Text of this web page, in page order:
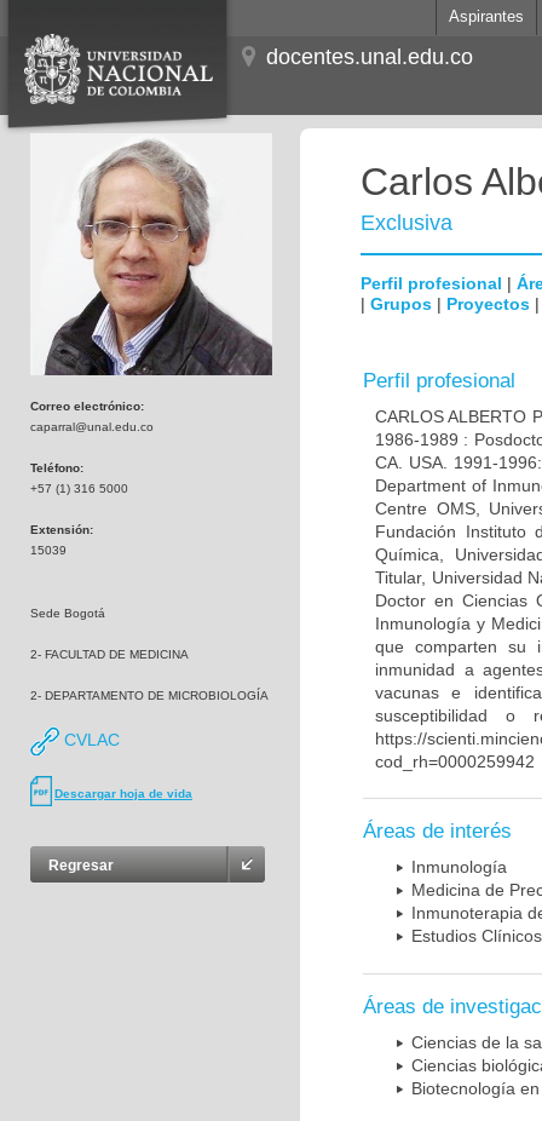
Aspirantes
docentes.unal.edu.co
Correo electrónico:
caparral@unal.edu.co
Teléfono:
+57 (1) 316 5000
Extensión:
15039
Sede Bogotá
2- FACULTAD DE MEDICINA
2- DEPARTAMENTO DE MICROBIOLOGÍA
CVLAC
Descargar hoja de vida
Regresar
Carlos
Exclusiva
Perfil profesional |
| Grupos | Proyectos
Perfil profesional
CARLOS ALBERTO
1986-1989 :
CA. USA. 1991-
Department of
Centre OMS,
Fundación Instituto
Química,
Titular, Universidad
Doctor en Ciencias
Inmunología y
que comparten su
inmunidad a
vacunas e
susceptibilidad o
https://
cod_rh=0000259942
Áreas de interés
Inmunología
Medicina de
Inmunoterapia
Estudios Clínicos
Áreas de
Ciencias de la
Ciencias
Biotecnología